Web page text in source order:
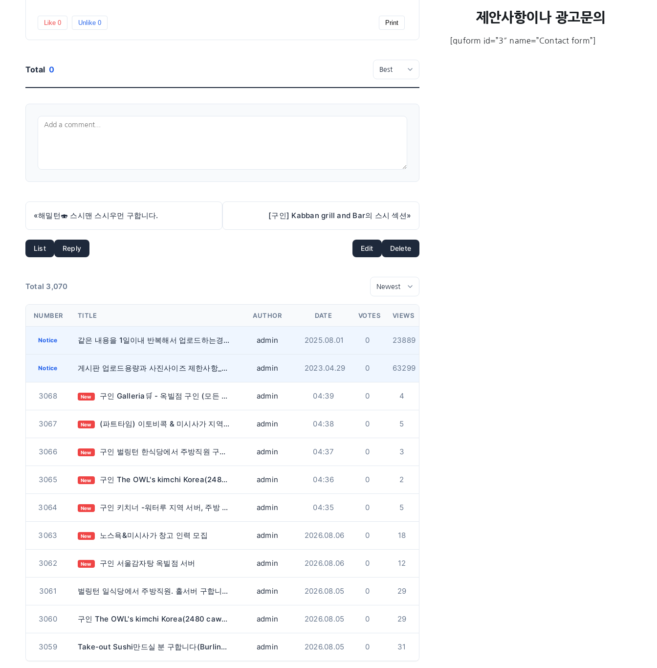
Like 0 Unlike0 Print
Total 0
«해밀턴🍣 스시맨 스시우먼 구합니다. [구인] Kabban grill and Bar의 스시 섹션»
List Reply Edit Delete
Total 3,070
NUMBER TITLE AUTHOR DATE VOTES VIEWS
Notice 같은 내용을 1일이내 반복해서 업로드하는경우 게시글 작성을 금지합니다.(내용무) admin 2025.08.01 0 23889
Notice 게시판 업로드용량과 사진사이즈 제한사항_업데이트 admin 2023.04.29 0 63299
3068 New 구인 Galleria🛒 - 옥빌점 구인 (모든 부서) admin 04:39 0 4
3067 New (파트타임) 이토비콕 & 미시사가 지역 스시 배달하실 분 구합니다. / 오전시간 admin 04:38 0 5
3066 New 구인 벌링턴 한식당에서 주방직원 구합니다. admin 04:37 0 3
3065 New 구인 The OWL's kimchi Korea(2480 cawthra rd)에서 함께 근무하실 풀타임 생산직원 구인합니다. admin 04:36 0 2
3064 New 구인 키치너 -워터루 지역 서버, 주방 구인합니다. admin 04:35 0 5
3063 New 노스욕&미시사가 창고 인력 모집 admin 2026.08.06 0 18
3062 New 구인 서울감자탕 옥빌점 서버 admin 2026.08.06 0 12
3061 벌링턴 일식당에서 주방직원. 홀서버 구합니다. admin 2026.08.05 0 29
3060 구인 The OWL's kimchi Korea(2480 cawthra rd)에서 함께 근무하실 풀타임 생산직원 구인합니다. admin 2026.08.05 0 29
3059 Take-out Sushi만드실 분 구합니다(Burlington) admin 2026.08.05 0 31
제안사항이나 광고문의
[quform id=”3″ name=”Contact form”]